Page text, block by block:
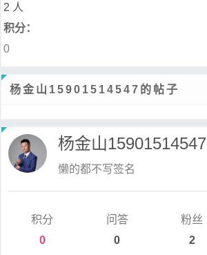
2 人
积分：
0
杨金山15901514547的帖子
杨金山15901514547
懒的都不写签名
积分
0
问答
0
粉丝
2